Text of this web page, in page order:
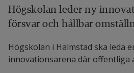
Högskolan leder ny
försvar och hållbar
Högskolan i Halmstad ska leda
innovationsarena där offentliga